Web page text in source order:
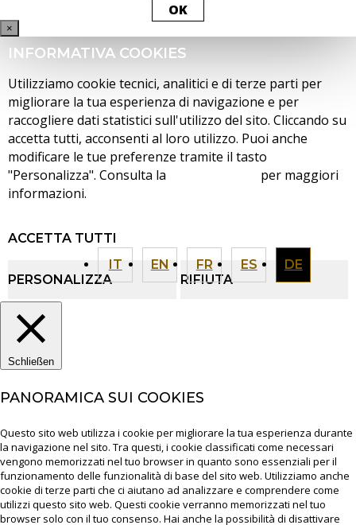
IT EN FR ES DE
OK
×
INFORMATIVA COOKIES
Utilizziamo cookie tecnici, analitici e di terze parti per
migliorare la tua esperienza di navigazione e per
raccogliere dati statistici sull'utilizzo del sito. Cliccando su
accetta tutti, acconsenti al loro utilizzo. Puoi anche
modificare le tue preferenze tramite il tasto
"Personalizza". Consulta la
per maggiori
informazioni.
ACCETTA TUTTI
PERSONALIZZA RIFIUTA
Schließen
PANORAMICA SUI COOKIES
Questo sito web utilizza i cookie per migliorare la tua esperienza durante
la navigazione nel sito. Tra questi, i cookie classificati come necessari
vengono memorizzati nel tuo browser in quanto sono essenziali per il
funzionamento delle funzionalità di base del sito web. Utilizziamo anche
cookie di terze parti che ci aiutano ad analizzare e comprendere come
utilizzi questo sito web. Questi cookie verranno memorizzati nel tuo
browser solo con il tuo consenso. Hai anche la possibilità di disattivare